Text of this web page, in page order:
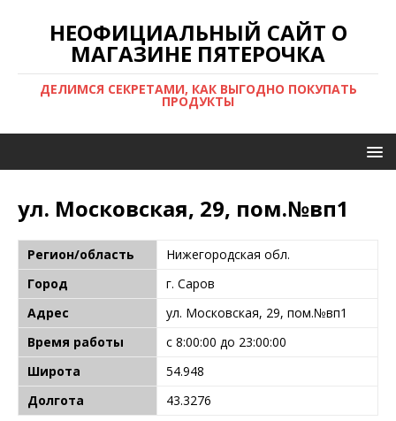
НЕОФИЦИАЛЬНЫЙ САЙТ О
МАГАЗИНЕ ПЯТЕРОЧКА
ДЕЛИМСЯ СЕКРЕТАМИ, КАК ВЫГОДНО ПОКУПАТЬ
ПРОДУКТЫ
ул. Московская, 29, пом.№вп1
Регион/область
Нижегородская обл.
Город
г. Саров
Адрес
ул. Московская, 29, пом.№вп1
Время работы
с 8:00:00 до 23:00:00
Широта
54.948
Долгота
43.3276